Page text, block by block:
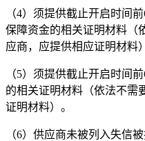
（4）须提供截止开启时间
保障资金的相关证明材料（
应商，应提供相应证明材料
（5）须提供截止开启时间
的相关证明材料（依法不需
证明材料）。
（6）供应商未被列入失信